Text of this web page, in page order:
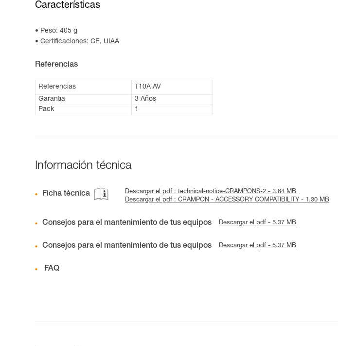
Características
Peso: 405 g
Certificaciones: CE, UIAA
Referencias
Referencias
T10A AV
Garantía
3 Años
Pack
1
Información técnica
Ficha técnica
Descargar el pdf : technical-notice-CRAMPONS-2 - 3.64 MB
Descargar el pdf : CRAMPON - ACCESSORY COMPATIBILITY - 1.30 MB
Consejos para el mantenimiento de tus equipos Descargar el pdf - 5.37 MB
Consejos para el mantenimiento de tus equipos Descargar el pdf - 5.37 MB
FAQ